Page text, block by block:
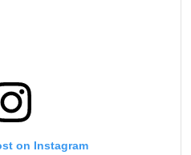
on Instagram